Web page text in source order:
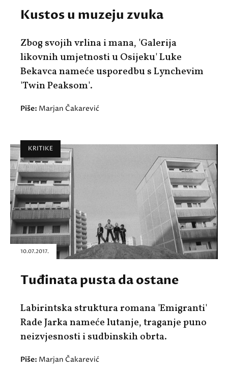
Kustos u muzeju zvuka
Zbog svojih vrlina i mana, 'Galerija
likovnih umjetnosti u Osijeku' Luke
Bekavca nameće usporedbu s Lynchevim
'Twin Peaksom'.
Piše: Marjan Čakarević
KRITIKE
10.07.2017.
Tuđinata pusta da ostane
Labirintska struktura romana 'Emigranti'
Rade Jarka nameće lutanje, traganje puno
neizvjesnosti i sudbinskih obrta.
Piše: Marjan Čakarević